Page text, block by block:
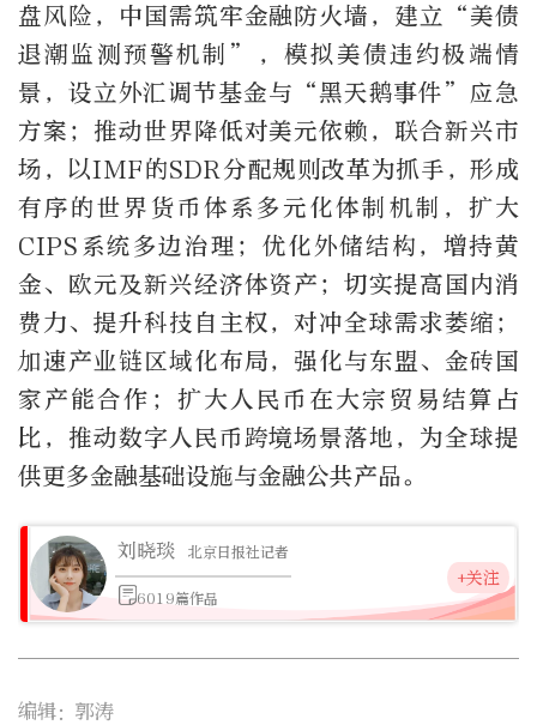
盘风险，中国需筑牢金融防火墙，建立“美债
退潮监测预警机制”，模拟美债违约极端情
景，设立外汇调节基金与“黑天鹅事件”应急
方案；推动世界降低对美元依赖，联合新兴市
场，以IMF的SDR分配规则改革为抓手，形成
有序的世界货币体系多元化体制机制，扩大
CIPS系统多边治理；优化外储结构，增持黄
金、欧元及新兴经济体资产；切实提高国内消
费力、提升科技自主权，对冲全球需求萎缩；
加速产业链区域化布局，强化与东盟、金砖国
家产能合作；扩大人民币在大宗贸易结算占
比，推动数字人民币跨境场景落地，为全球提
供更多金融基础设施与金融公共产品。
刘晓琰 北京日报社记者
6019篇作品
+关注
编辑：郭涛